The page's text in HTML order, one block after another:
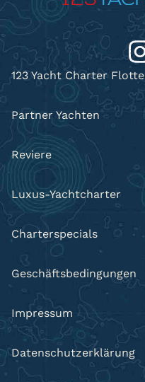
123 Yacht Charter Flotte
Partner Yachten
Reviere
Luxus-Yachtcharter
Charterspecials
Geschäftsbedingungen
Impressum
Datenschutzerklärung